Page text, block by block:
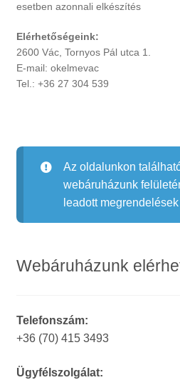
esetben azonnali elkészítés
Elérhetőségeink:
2600 Vác, Tornyos Pál utca 1.
E-mail: okelmevac
Tel.: +36 27 304 539
Az oldalunkon
webáruházunk
leadott
Webáruházunk
Telefonszám:
+36 (70) 415 3493
Ügyfélszolgálat: